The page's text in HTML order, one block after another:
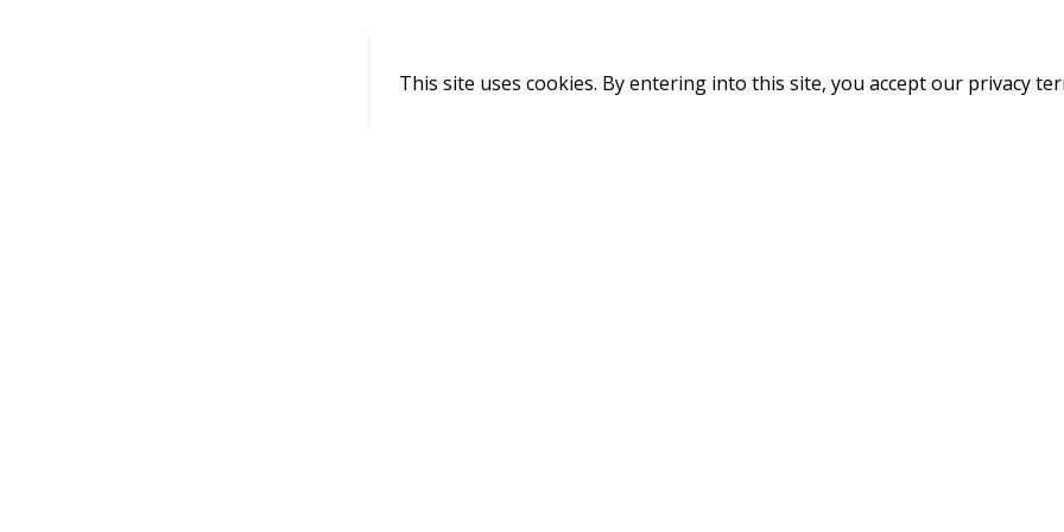
This site uses cookies. By entering into this site, you accept our privacy